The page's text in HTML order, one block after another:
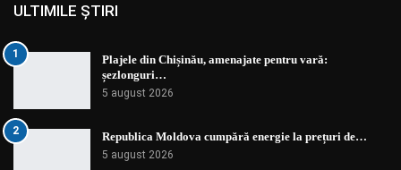
ULTIMILE ȘTIRI
1
Plajele din Chișinău, amenajate pentru vară:
șezlonguri…
5 august 2026
2 Republica Moldova cumpără energie la prețuri de…
5 august 2026